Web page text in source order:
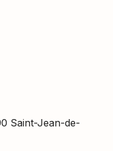
Saint-Jean-de-